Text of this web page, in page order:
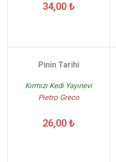
34,00 ₺
Pinin Tarihi
Kırmızı Kedi Yayınevi
Pietro Greco
26,00 ₺